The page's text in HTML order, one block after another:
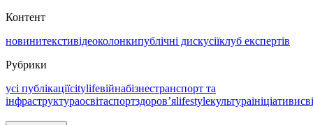
Контент
новинитекстивідеоколонкипублічні дискусіїклуб експертів
Рубрики
усі публікаціїcitylifeвійнабізнестранспорт та
інфраструктураосвітаспортздоровʼяlifestyleкультураініціативи